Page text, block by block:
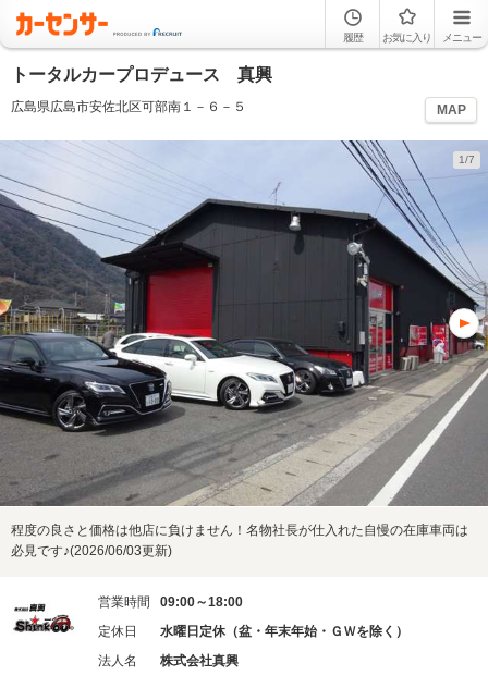
履歴 お気に入り メニュー
トータルカープロデュース 真興
広島県広島市安佐北区可部南１－６－５ MAP
1/7
程度の良さと価格は他店に負けません！名物社長が仕入れた自慢の在庫車両は
必見です♪(2026/06/03更新)
営業時間
09:00～18:00
定休日
水曜日定休（盆・年末年始・ＧＷを除く）
法人名
株式会社真興